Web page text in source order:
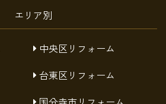
エリア別
中央区リフォーム
台東区リフォーム